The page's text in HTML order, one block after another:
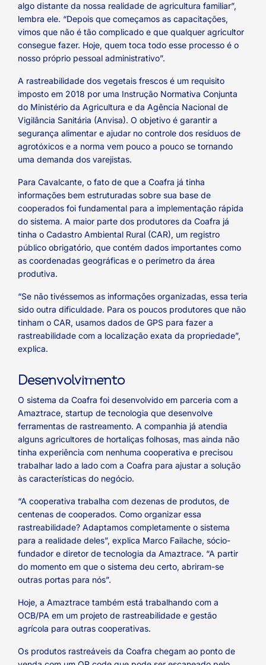
algo distante da nossa realidade de agricultura familiar”,
lembra ele. “Depois que começamos as capacitações,
vimos que não é tão complicado e que qualquer agricultor
consegue fazer. Hoje, quem toca todo esse processo é o
nosso próprio pessoal administrativo”.
A rastreabilidade dos vegetais frescos é um requisito
imposto em 2018 por uma Instrução Normativa Conjunta
do Ministério da Agricultura e da Agência Nacional de
Vigilância Sanitária (Anvisa). O objetivo é garantir a
segurança alimentar e ajudar no controle dos resíduos de
agrotóxicos e a norma vem pouco a pouco se tornando
uma demanda dos varejistas.
Para Cavalcante, o fato de que a Coafra já tinha
informações bem estruturadas sobre sua base de
cooperados foi fundamental para a implementação rápida
do sistema. A maior parte dos produtores da Coafra já
tinha o Cadastro Ambiental Rural (CAR), um registro
público obrigatório, que contém dados importantes como
as coordenadas geográficas e o perímetro da área
produtiva.
“Se não tivéssemos as informações organizadas, essa teria
sido outra dificuldade. Para os poucos produtores que não
tinham o CAR, usamos dados de GPS para fazer a
rastreabilidade com a localização exata da propriedade”,
explica.
Desenvolvimento
O sistema da Coafra foi desenvolvido em parceria com a
Amaztrace, startup de tecnologia que desenvolve
ferramentas de rastreamento. A companhia já atendia
alguns agricultores de hortaliças folhosas, mas ainda não
tinha experiência com nenhuma cooperativa e precisou
trabalhar lado a lado com a Coafra para ajustar a solução
às características do negócio.
“A cooperativa trabalha com dezenas de produtos, de
centenas de cooperados. Como organizar essa
rastreabilidade? Adaptamos completamente o sistema
para a realidade deles”, explica Marco Failache, sócio-
fundador e diretor de tecnologia da Amaztrace. “A partir
do momento em que o sistema deu certo, abriram-se
outras portas para nós”.
Hoje, a Amaztrace também está trabalhando com a
OCB/PA em um projeto de rastreabilidade e gestão
agrícola para outras cooperativas.
Os produtos rastreáveis da Coafra chegam ao ponto de